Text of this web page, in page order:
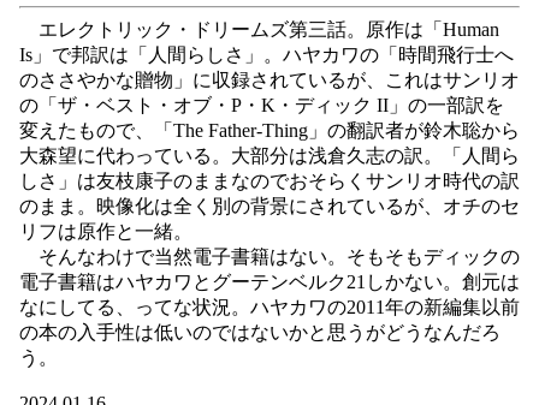
エレクトリック・ドリームズ第三話。原作は「Human
Is」で邦訳は「人間らしさ」。ハヤカワの「時間飛行士へ
のささやかな贈物」に収録されているが、これはサンリオ
の「ザ・ベスト・オブ・P・K・ディック II」の一部訳を
変えたもので、「The Father-Thing」の翻訳者が鈴木聡から
大森望に代わっている。大部分は浅倉久志の訳。「人間ら
しさ」は友枝康子のままなのでおそらくサンリオ時代の訳
のまま。映像化は全く別の背景にされているが、オチのセ
リフは原作と一緒。
そんなわけで当然電子書籍はない。そもそもディックの
電子書籍はハヤカワとグーテンベルク21しかない。創元は
なにしてる、ってな状況。ハヤカワの2011年の新編集以前
の本の入手性は低いのではないかと思うがどうなんだろ
う。